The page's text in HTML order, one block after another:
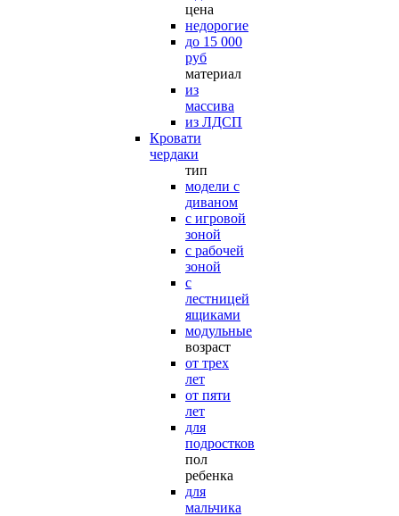
цена
недорогие
до 15 000
руб
материал
из
массива
из ЛДСП
Кровати
чердаки
тип
модели с
диваном
с игровой
зоной
с рабочей
зоной
с
лестницей
ящиками
модульные
возраст
от трех
лет
от пяти
лет
для
подростков
пол
ребенка
для
мальчика